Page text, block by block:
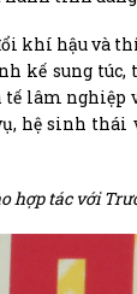
khí hậu và
kế sung
lâm
hệ sinh
hợp tác với